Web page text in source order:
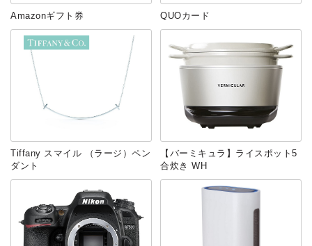
Amazonギフト券 QUOカード
Tiffany スマイル （ラージ）ペン
ダント
【バーミキュラ】ライスポット5
合炊き WH